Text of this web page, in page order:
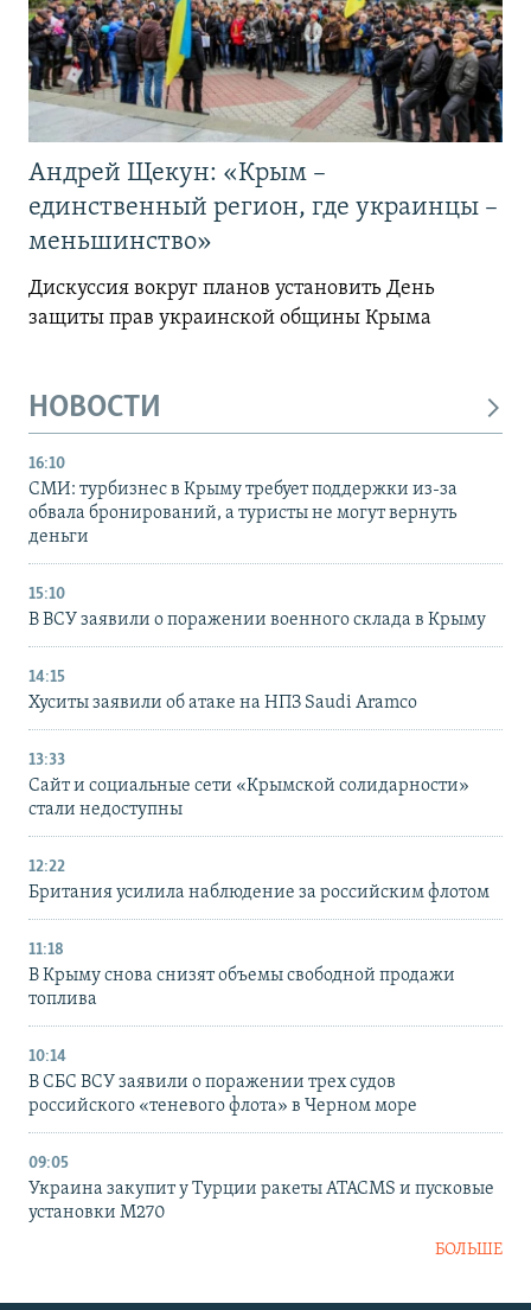
Андрей Щекун: «Крым –
единственный регион, где украинцы –
меньшинство»
Дискуссия вокруг планов установить День
защиты прав украинской общины Крыма
НОВОСТИ
16:10
СМИ: турбизнес в Крыму требует поддержки из-за
обвала бронирований, а туристы не могут вернуть
деньги
15:10
В ВСУ заявили о поражении военного склада в Крыму
14:15
Хуситы заявили об атаке на НПЗ Saudi Aramco
13:33
Сайт и социальные сети «Крымской солидарности»
стали недоступны
12:22
Британия усилила наблюдение за российским флотом
11:18
В Крыму снова снизят объемы свободной продажи
топлива
10:14
В СБС ВСУ заявили о поражении трех судов
российского «теневого флота» в Черном море
09:05
Украина закупит у Турции ракеты ATACMS и пусковые
установки M270
БОЛЬШЕ